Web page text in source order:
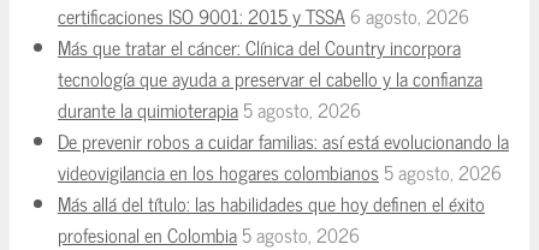
certificaciones ISO 9001: 2015 y TSSA6 agosto, 2026
Más que tratar el cáncer: Clínica del Country incorpora
tecnología que ayuda a preservar el cabello y la confianza
durante la quimioterapia5 agosto, 2026
De prevenir robos a cuidar familias: así está evolucionando la
videovigilancia en los hogares colombianos5 agosto, 2026
Más allá del título: las habilidades que hoy definen el éxito
profesional en Colombia5 agosto, 2026